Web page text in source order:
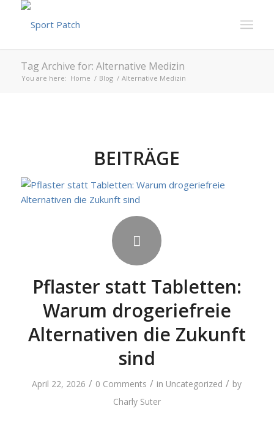
Tag Archive for: Alternative Medizin
You are here: Home / Blog / Alternative Medizin
BEITRÄGE
Pflaster statt Tabletten:
Warum drogeriefreie
Alternativen die Zukunft
sind
April 22, 2026 / 0 Comments / in Uncategorized / by
Charly Suter